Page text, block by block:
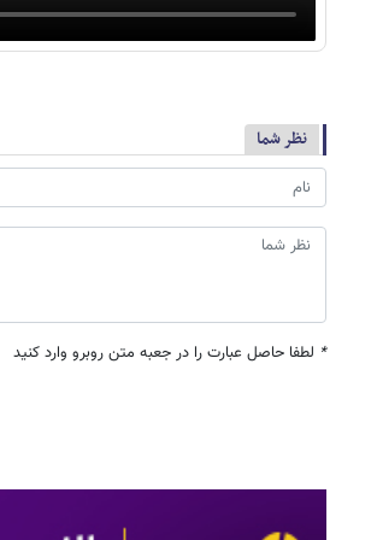
نظر شما
* لطفا حاصل عبارت را در جعبه متن روبرو وارد کنید